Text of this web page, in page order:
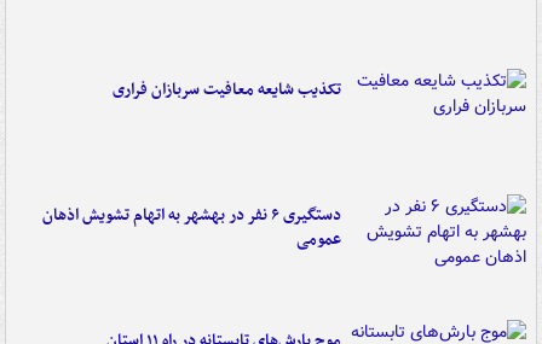
تکذیب شایعه معافیت سربازان فراری
دستگیری ۶ نفر در بهشهر به اتهام تشویش اذهان
عمومی